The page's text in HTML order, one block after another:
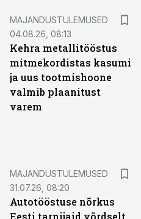
MAJANDUSTULEMUSED
04.08.26, 08:13
Kehra metallitööstus
mitmekordistas kasumi
ja uus tootmishoone
valmib plaanitust
varem
MAJANDUSTULEMUSED
31.07.26, 08:20
Autotööstuse nõrkus
Eesti tarnijaid võrdselt